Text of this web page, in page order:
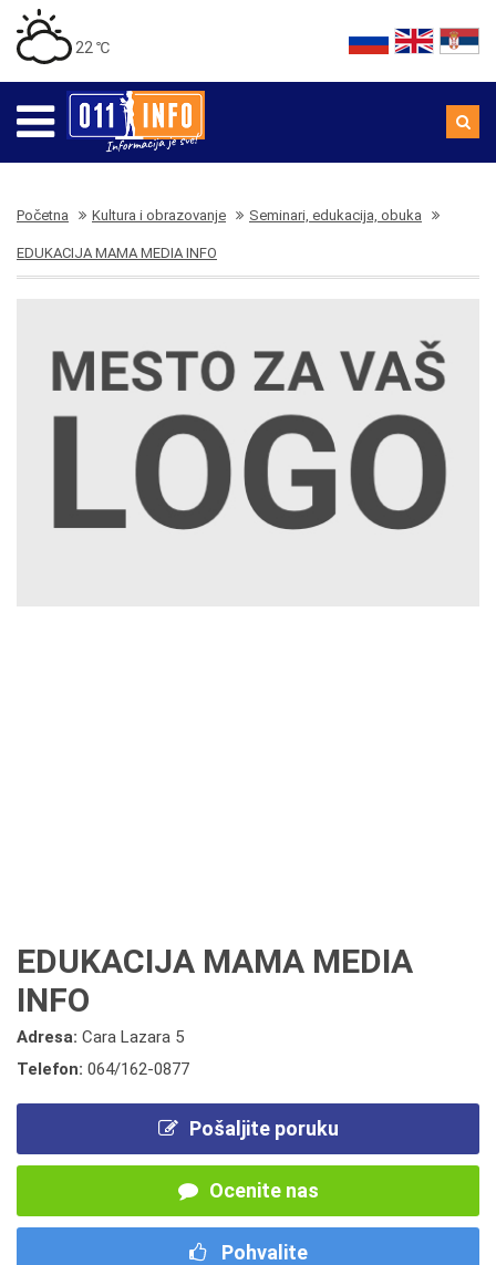
22 ℃
Početna Kultura i obrazovanje Seminari, edukacija, obuka
EDUKACIJA MAMA MEDIA INFO
EDUKACIJA MAMA MEDIA
INFO
Adresa: Cara Lazara 5
Telefon: 064/162-0877
Pošaljite poruku
Ocenite nas
Pohvalite